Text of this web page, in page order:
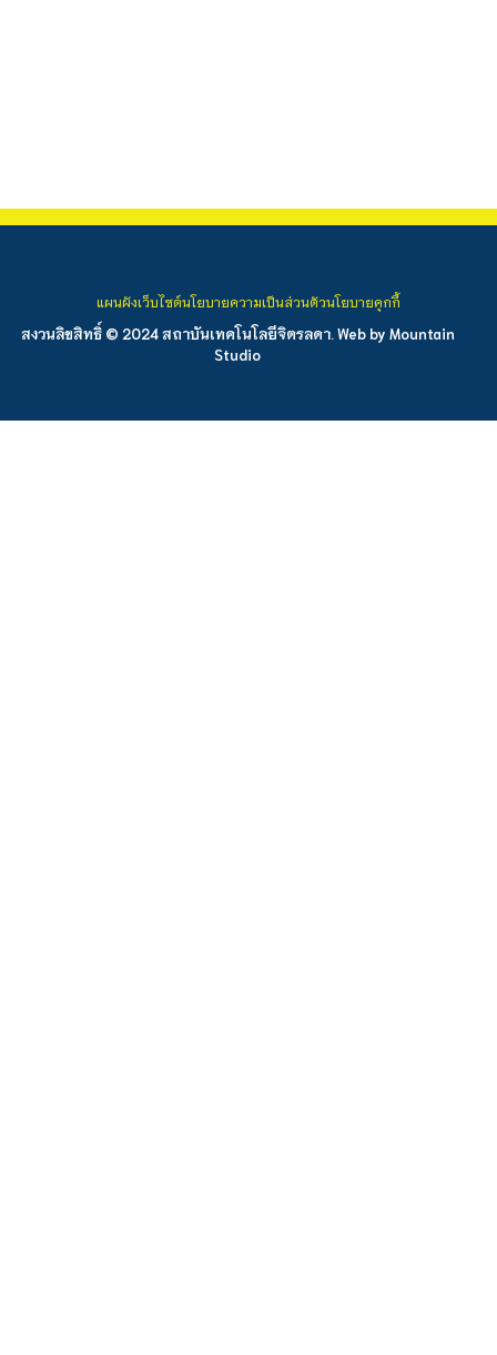
สงวนลิขสิทธิ์ © 2024 สถาบันเทคโนโลยีจิตรลดา. Web by Mountain
Studio
แผนผังเว็บไซต์นโยบายความเป็นส่วนตัวนโยบายคุกกี้